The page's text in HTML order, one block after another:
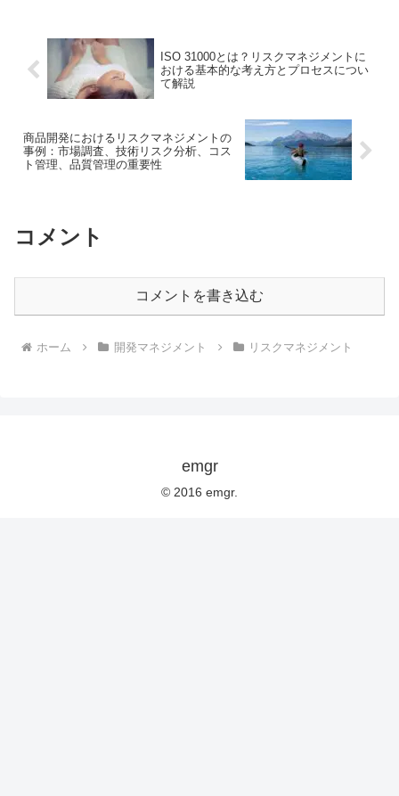
ISO 31000とは？リスクマネジメントに
おける基本的な考え方とプロセスについ
て解説
商品開発におけるリスクマネジメントの
事例：市場調査、技術リスク分析、コス
ト管理、品質管理の重要性
コメント
コメントを書き込む
ホーム 開発マネジメント リスクマネジメント
emgr
© 2016 emgr.